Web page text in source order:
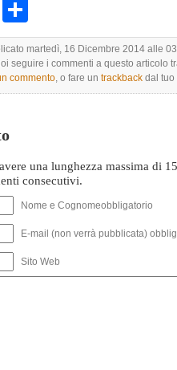
WhatsApp
martedì, 16 Dicembre 2014 alle
seguire i commenti a questo articolo
commento, o fare un trackback dal tuo
una lunghezza massima di
consecutivi.
Nome e Cognomeobbligatorio
E-mail (non verrà pubblicata)
Sito Web